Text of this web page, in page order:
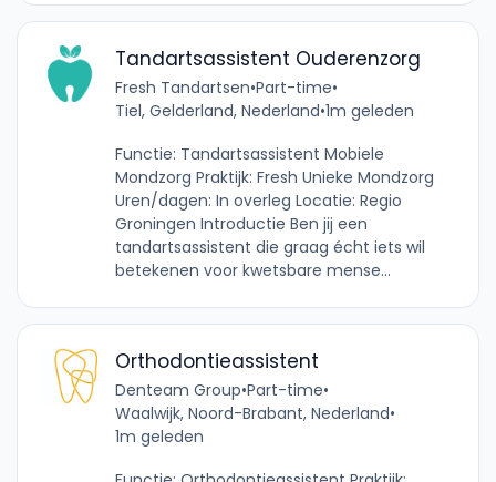
Tandartsassistent Ouderenzorg
Fresh Tandartsen•Part-time•
Tiel, Gelderland, Nederland•1m geleden
Functie: Tandartsassistent Mobiele
Mondzorg Praktijk: Fresh Unieke Mondzorg
Uren/dagen: In overleg Locatie: Regio
Groningen Introductie Ben jij een
tandartsassistent die graag écht iets wil
betekenen voor kwetsbare mense...
Orthodontieassistent
Denteam Group•Part-time•
Waalwijk, Noord-Brabant, Nederland•
1m geleden